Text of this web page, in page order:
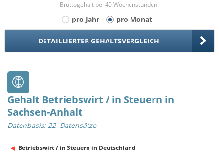
Bruttogehalt bei 40 Wochenstunden.
pro Jahr pro Monat
DETAILLIERTER GEHALTSVERGLEICH
Gehalt Betriebswirt / in Steuern in
Sachsen-Anhalt
Datenbasis: 22 Datensätze
Betriebswirt / in Steuern in Deutschland